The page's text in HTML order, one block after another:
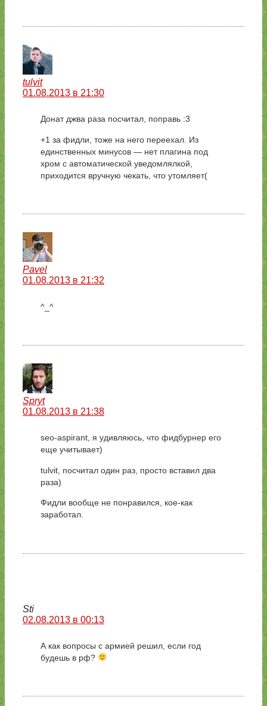
tulvit
01.08.2013 в 21:30
Донат джва раза посчитал, поправь :3
+1 за фидли, тоже на него переехал. Из
единственных минусов — нет плагина под
хром с автоматической уведомлялкой,
приходится вручную чекать, что утомляет(
Pavel
01.08.2013 в 21:32
^_^
Spryt
01.08.2013 в 21:38
seo-aspirant, я удивляюсь, что фидбурнер его
еще учитывает)
tulvit, посчитал один раз, просто вставил два
раза)
Фидли вообще не понравился, кое-как
заработал.
Sti
02.08.2013 в 00:13
А как вопросы с армией решил, если год
будешь в рф?